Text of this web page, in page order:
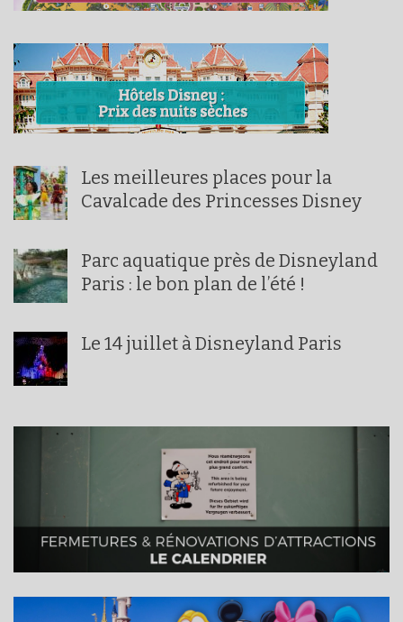
Les meilleures places pour la
Cavalcade des Princesses Disney
Parc aquatique près de Disneyland
Paris : le bon plan de l’été !
Le 14 juillet à Disneyland Paris